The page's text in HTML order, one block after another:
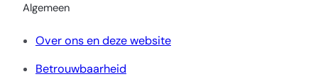
Algemeen
Over ons en deze website
Betrouwbaarheid